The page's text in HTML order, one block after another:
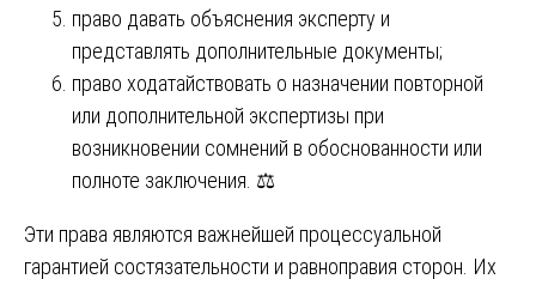
право давать объяснения эксперту и
представлять дополнительные документы;
право ходатайствовать о назначении повторной
или дополнительной экспертизы при
возникновении сомнений в обоснованности или
полноте заключения. ⚖️
Эти права являются важнейшей процессуальной
гарантией состязательности и равноправия сторон. Их